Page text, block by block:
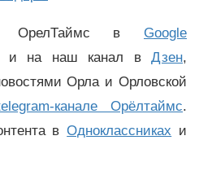
ОрелТаймс в Google
и на наш канал вДзен,
Орла и Орловской
канале Орёлтаймс.
вОдноклассниках и